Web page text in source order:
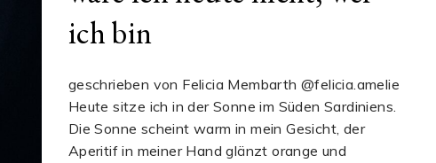
ich bin
geschrieben von Felicia Membarth @felicia.amelie
Heute sitze ich in der Sonne im Süden Sardiniens.
Die Sonne scheint warm in mein Gesicht, der
Aperitif in meiner Hand glänzt orange und